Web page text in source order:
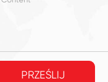
PRZEŚLIJ